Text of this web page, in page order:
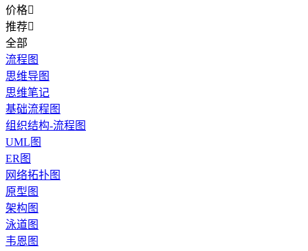
价格
推荐
全部
流程图
思维导图
思维笔记
基础流程图
组织结构-流程图
UML图
ER图
网络拓扑图
原型图
架构图
泳道图
韦恩图